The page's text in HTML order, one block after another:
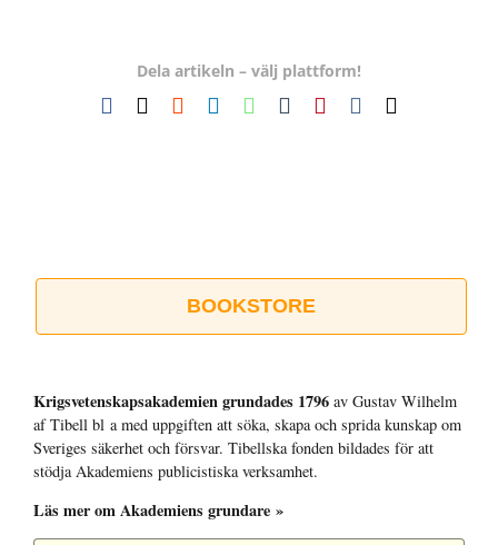
Dela artikeln – välj plattform!
Facebook RedditLinkedInWhatsApp
TumblrPinterest
Vk
BOOKSTORE
Krigsvetenskap­sakademien grundades 1796 av Gustav Wilhelm
af Tibell bl a med uppgiften att söka, skapa och sprida kunskap om
Sveriges säkerhet och försvar. Tibellska fonden bildades för att
stödja Akademiens publicistiska verksamhet.
Läs mer om Akademiens grundare »